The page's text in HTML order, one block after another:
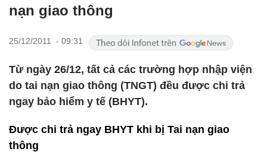
nạn giao thông
25/12/2011 - 09:31
Từ ngày 26/12, tất cả các trường hợp nhập viện
do tai nạn giao thông (TNGT) đều được chi trả
ngay bảo hiểm y tế (BHYT).
Được chi trả ngay BHYT khi bị Tai nạn giao
thông